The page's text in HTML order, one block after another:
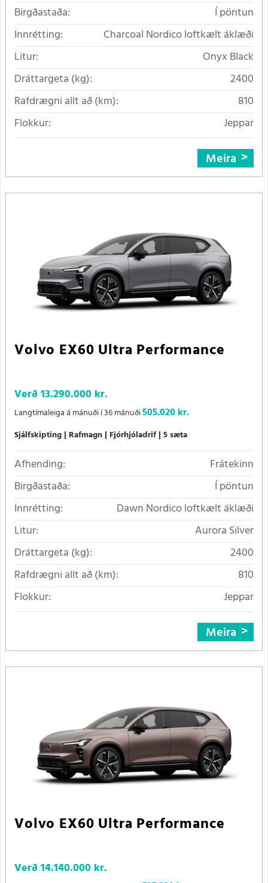
Birgðastaða:
Í pöntun
Innrétting:
Charcoal Nordico loftkælt áklæði
Litur:
Onyx Black
Dráttargeta (kg):
2400
Rafdrægni allt að (km):
810
Flokkur:
Jeppar
Meira
Volvo EX60 Ultra Performance
Verð13.290.000 kr.
Langtímaleiga á mánuði í 36 mánuði505.020 kr.
Sjálfskipting Rafmagn Fjórhjóladrif 5 sæta
Afhending:
Frátekinn
Birgðastaða:
Í pöntun
Innrétting:
Dawn Nordico loftkælt áklæði
Litur:
Aurora Silver
Dráttargeta (kg):
2400
Rafdrægni allt að (km):
810
Flokkur:
Jeppar
Meira
Volvo EX60 Ultra Performance
Verð14.140.000 kr.